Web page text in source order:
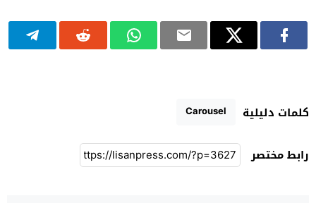
كلمات دليلية Carousel
رابط مختصر